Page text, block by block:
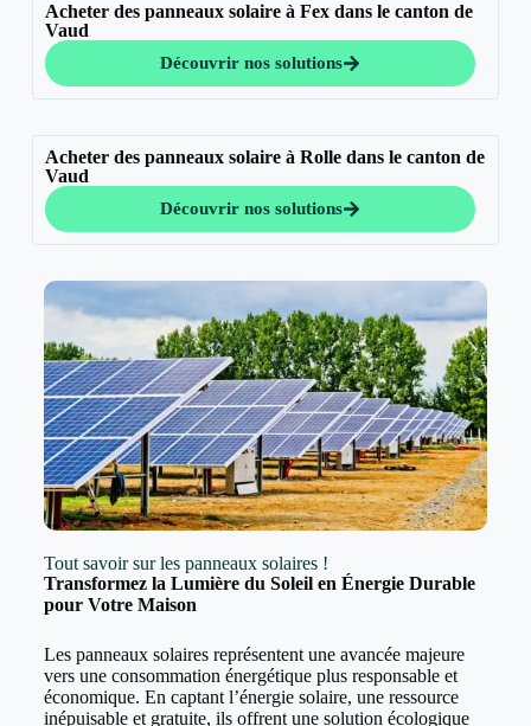
Acheter des panneaux solaire à Fex dans le canton de
Vaud
Découvrir nos solutions
Acheter des panneaux solaire à Rolle dans le canton de
Vaud
Découvrir nos solutions
Tout savoir sur les panneaux solaires !
Transformez la Lumière du Soleil en Énergie Durable
pour Votre Maison
Les panneaux solaires représentent une avancée majeure
vers une consommation énergétique plus responsable et
économique. En captant l’énergie solaire, une ressource
inépuisable et gratuite, ils offrent une solution écologique